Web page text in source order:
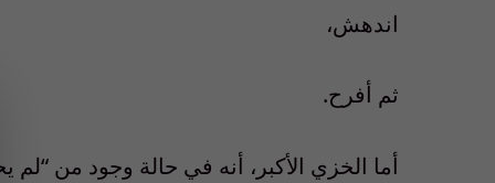
اندهش،
ثم أفرح.
أما الخزي الأكبر، أنه في حالة وجود من “لم